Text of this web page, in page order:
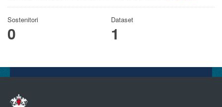
Sostenitori
0
Dataset
1